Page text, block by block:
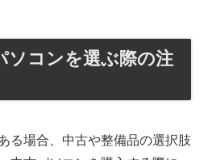
ソコンを選ぶ際の注
る場合、中古や整備品の選択肢